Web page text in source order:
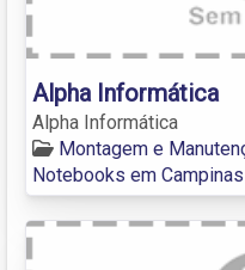
Alpha Informática
Alpha Informática
Montagem e
Notebooks em Campinas